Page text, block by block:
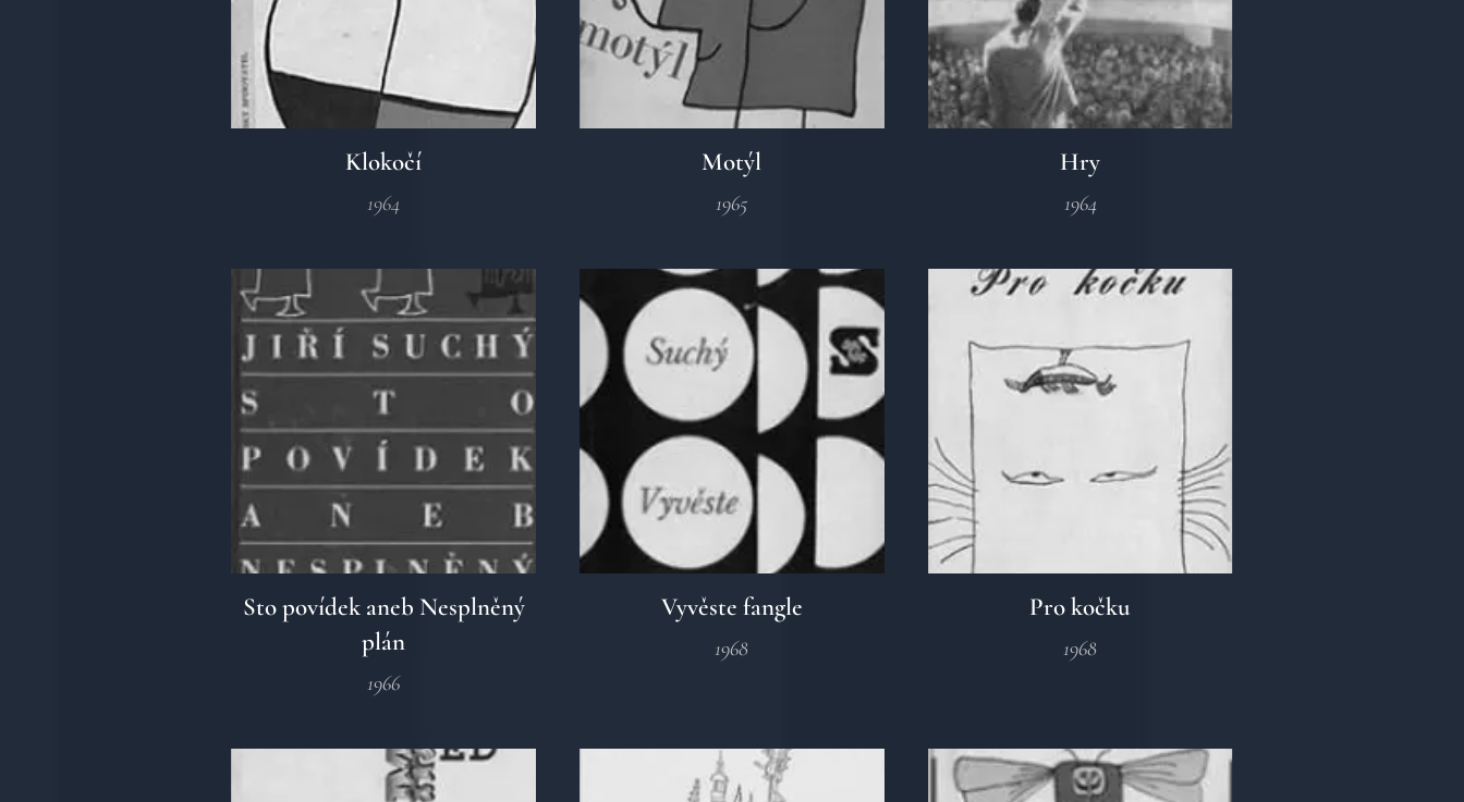
Klokočí
1964
Motýl
1965
Hry
1964
Sto povídek aneb Nesplněný
plán
1966
Vyvěste fangle
1968
Pro kočku
1968